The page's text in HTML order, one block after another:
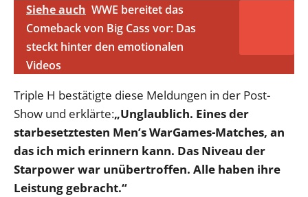
Siehe auch WWE bereitet das
Comeback von Big Cass vor: Das
steckt hinter den emotionalen
Videos
Triple H bestätigte diese Meldungen in der Post-
Show und erklärte:„Unglaublich. Eines der
starbesetztesten Men’s WarGames-Matches, an
das ich mich erinnern kann. Das Niveau der
Starpower war unübertroffen. Alle haben ihre
Leistung gebracht.“